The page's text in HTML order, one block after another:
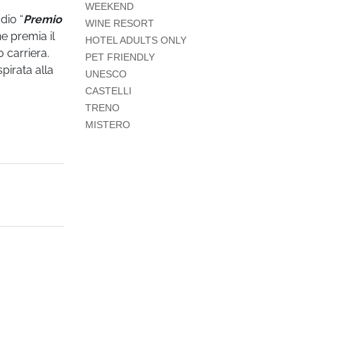
“Premio
premia il
carriera.
alla
WEEKEND
WINE RESORT
HOTEL ADULTS ONLY
PET FRIENDLY
UNESCO
CASTELLI
TRENO
MISTERO